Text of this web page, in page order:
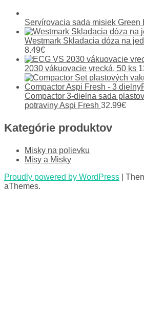
Servírovacia sada misiek Green
Westmark Skladacia dóza na
8.49€
2030 vákuovacie vrecká, 50 ks
Compactor 3-dielna sada
potraviny Aspi Fresh 32.99€
Kategórie produktov
Misky na polievku
Misy a Misky
Proudly powered by WordPress
aThemes.